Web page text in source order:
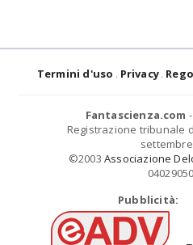
Termini d'uso Privacy
Fantascienza.com
Registrazione tribunale
settembre
©2003 Associazione
Pubblicità: